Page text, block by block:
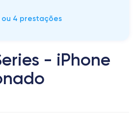
ou 4 prestações
- iPhone